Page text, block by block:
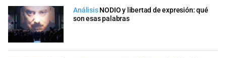
AnálisisNODIO y libertad de expresión: qué
son esas palabras